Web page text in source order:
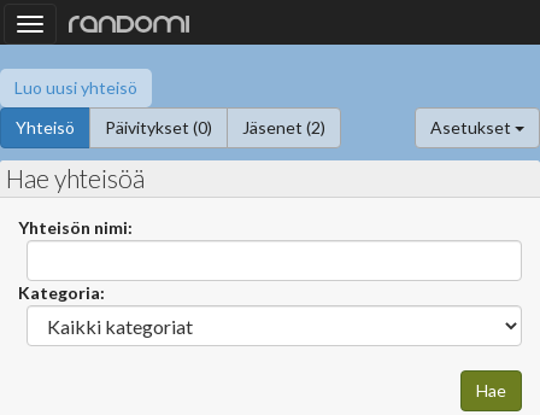
Toggle
navigation
Luo uusi yhteisö
Yhteisö
Päivitykset (0) Jäsenet (2) Asetukset
Hae yhteisöä
Yhteisön nimi:
Kategoria: